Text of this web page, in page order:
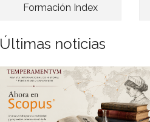
Formación Index
Últimas noticias